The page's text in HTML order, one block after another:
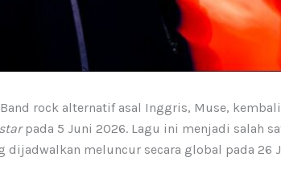
Band rock alternatif asal Inggris, Muse,
pada 5 Juni 2026. Lagu ini menjadi salah
dijadwalkan meluncur secara global pada 26